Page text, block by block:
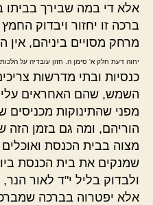
אלא די במה שבירך
ברכה זו יחזור ויבדוק
מרחק מסויים ביניהם,
יחוה דעת חלק א' סימן ה. חזון עובדיה על
כנסיות ובתי מדרשות
השמש, שהם האחראים
מפני שהתינוקות
הוריהם, ומה גם בזמן הזה
מצוה בבית הכנסת
שמנקים את בית הכנסת
ולבדוק בליל י"ד לאור הנר,
אלא יפטרוה בברכה